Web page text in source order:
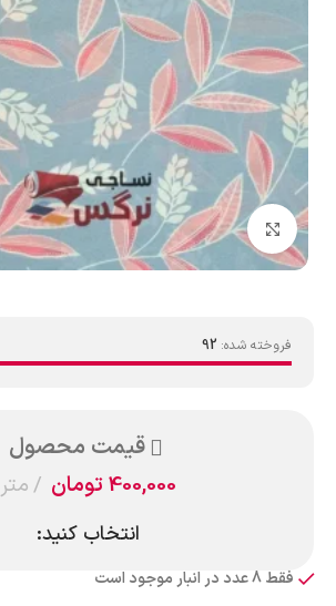
بزرگنمایی تصویر
فروخته شده: 92
قیمت محصول
400,000تومان متر
انتخاب کنید:
فقط 8 عدد در انبار موجود است